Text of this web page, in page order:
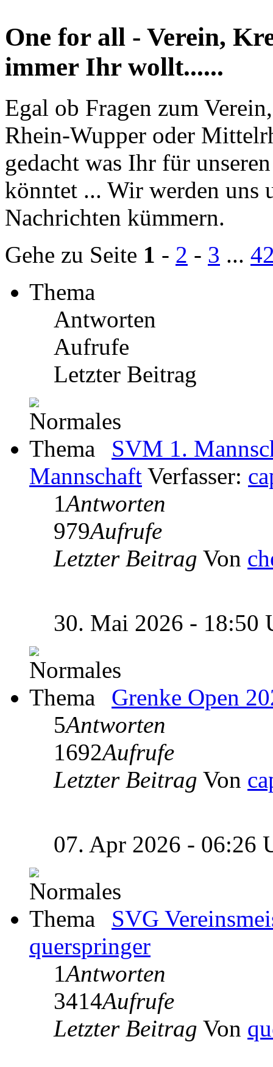
One for all - Verein,
immer Ihr wollt......
Egal ob Fragen zum
Rhein-Wupper oder
gedacht was Ihr für
könntet ... Wir werden uns
Nachrichten kümmern.
Gehe zu Seite 1 - 2 - 3 ...
Thema
Antworten
Aufrufe
Letzter Beitrag
SVM 1.
Mannschaft Verfasser:
1Antworten
979Aufrufe
Letzter Beitrag Von
30. Mai 2026 - 18:50
Grenke Open
5Antworten
1692Aufrufe
Letzter Beitrag Von
07. Apr 2026 - 06:26
SVG
querspringer
1Antworten
3414Aufrufe
Letzter Beitrag Von